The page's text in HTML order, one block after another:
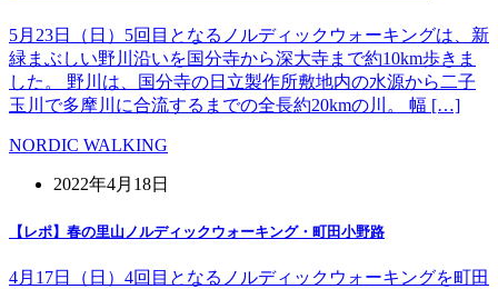
5月23日（日）5回目となるノルディックウォーキングは、新
緑まぶしい野川沿いを国分寺から深大寺まで約10km歩きま
した。 野川は、国分寺の日立製作所敷地内の水源から二子
玉川で多摩川に合流するまでの全長約20kmの川。 幅 […]
NORDIC WALKING
2022年4月18日
【レポ】春の里山ノルディックウォーキング・町田小野路
4月17日（日）4回目となるノルディックウォーキングを町田